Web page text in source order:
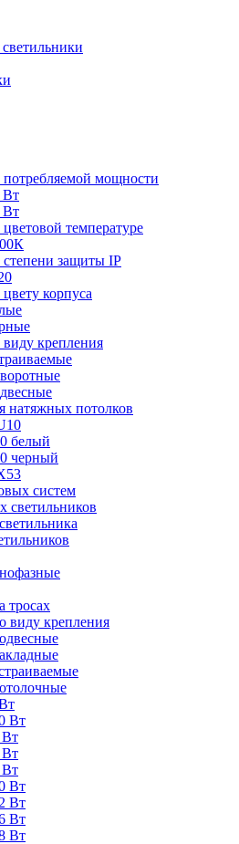
мощности
Вт
Вт
температуре
защиты IP
корпуса
крепления
натяжных потолков
белый
черный
систем
светильников
тросах
виду крепления
Вт
Вт
Вт
Вт
Вт
Вт
Вт
Вт